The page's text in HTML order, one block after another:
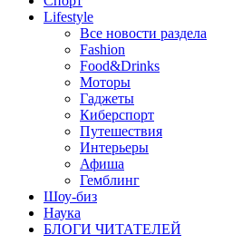
Lifestyle
Все новости раздела
Fashion
Food&Drinks
Моторы
Гаджеты
Киберспорт
Путешествия
Интерьеры
Афиша
Гемблинг
Шоу-биз
Наука
БЛОГИ ЧИТАТЕЛЕЙ